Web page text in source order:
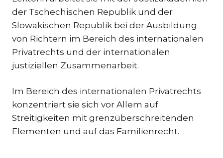
der Tschechischen Republik und der
Slowakischen Republik bei der Ausbildung
von Richtern im Bereich des internationalen
Privatrechts und der internationalen
justiziellen Zusammenarbeit.
Im Bereich des internationalen Privatrechts
konzentriert sie sich vor Allem auf
Streitigkeiten mit grenzüberschreitenden
Elementen und auf das Familienrecht.